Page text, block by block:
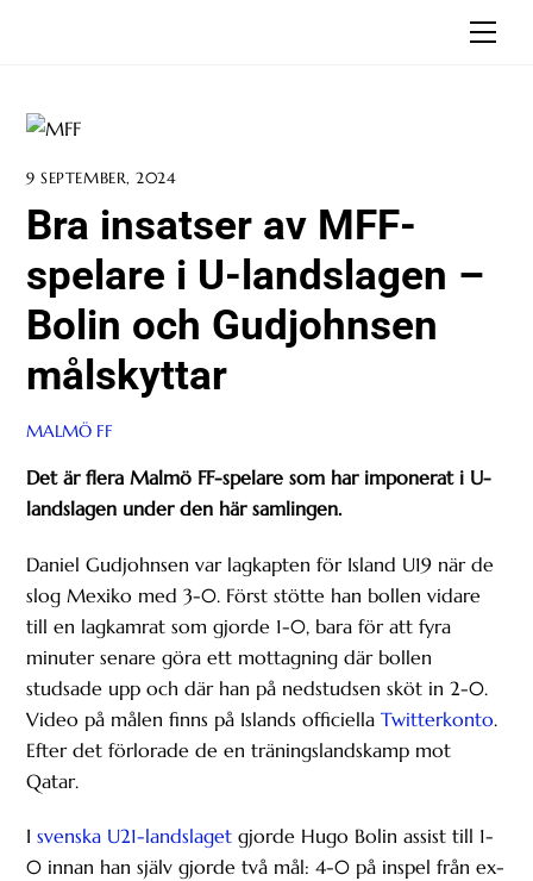
9 SEPTEMBER, 2024
Bra insatser av MFF-
spelare i U-landslagen –
Bolin och Gudjohnsen
målskyttar
MALMÖ FF
Det är flera Malmö FF-spelare som har imponerat i U-
landslagen under den här samlingen.
Daniel Gudjohnsen var lagkapten för Island U19 när de
slog Mexiko med 3-0. Först stötte han bollen vidare
till en lagkamrat som gjorde 1-0, bara för att fyra
minuter senare göra ett mottagning där bollen
studsade upp och där han på nedstudsen sköt in 2-0.
Video på målen finns på Islands officiellaTwitterkonto.
Efter det förlorade de en träningslandskamp mot
Qatar.
Isvenska U21-landslaget gjorde Hugo Bolin assist till 1-
0 innan han själv gjorde två mål: 4-0 på inspel från ex-